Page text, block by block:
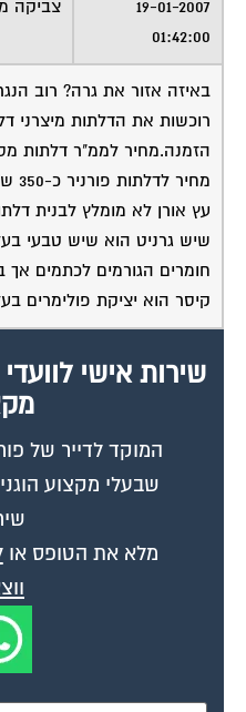
01:42:00
באיזה אזור את גרה? רוב
רוכשות את הדלתות מיצרני
הזמנה.מחיר לממ"ר דלתות מסגרת
מחיר לדלתות פורניר כ-350 ש"ח.
עץ אורן לא מומלץ לבנית
שיש גרניט הוא שיש טבעי בעל
חומרים הגורמים לכתמים אך
קיסר הוא יציקת פולימרים
המוקד לדייר של
שבעלי מקצוע
מלא את הטופס או